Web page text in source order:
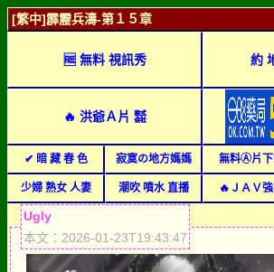
[繁中]霹靂兵濤-第１５章
🆓 無料 視訊秀 約
🔥 洪爺Ａ片 ㍿
✔ 暗 藏 春 色 寂寞の地方媽媽 無料Ⓐ片下
少婦 熟女 人妻 潮吹 噴水 直播 🔥ＪＡＶ
Ugly
本文：2026-01-23T19:43:47